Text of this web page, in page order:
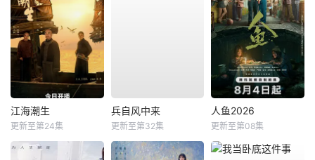
江海潮生
更新至第24集
兵自风中来
更新至第32集
人鱼2026
更新至第08集